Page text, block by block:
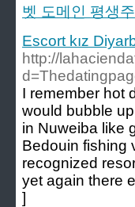
벳 도메인 평생
Escort kız
http://
I remember hot
would bubble
in Nuweiba like
Bedouin fishing
recognized
yet again there
]